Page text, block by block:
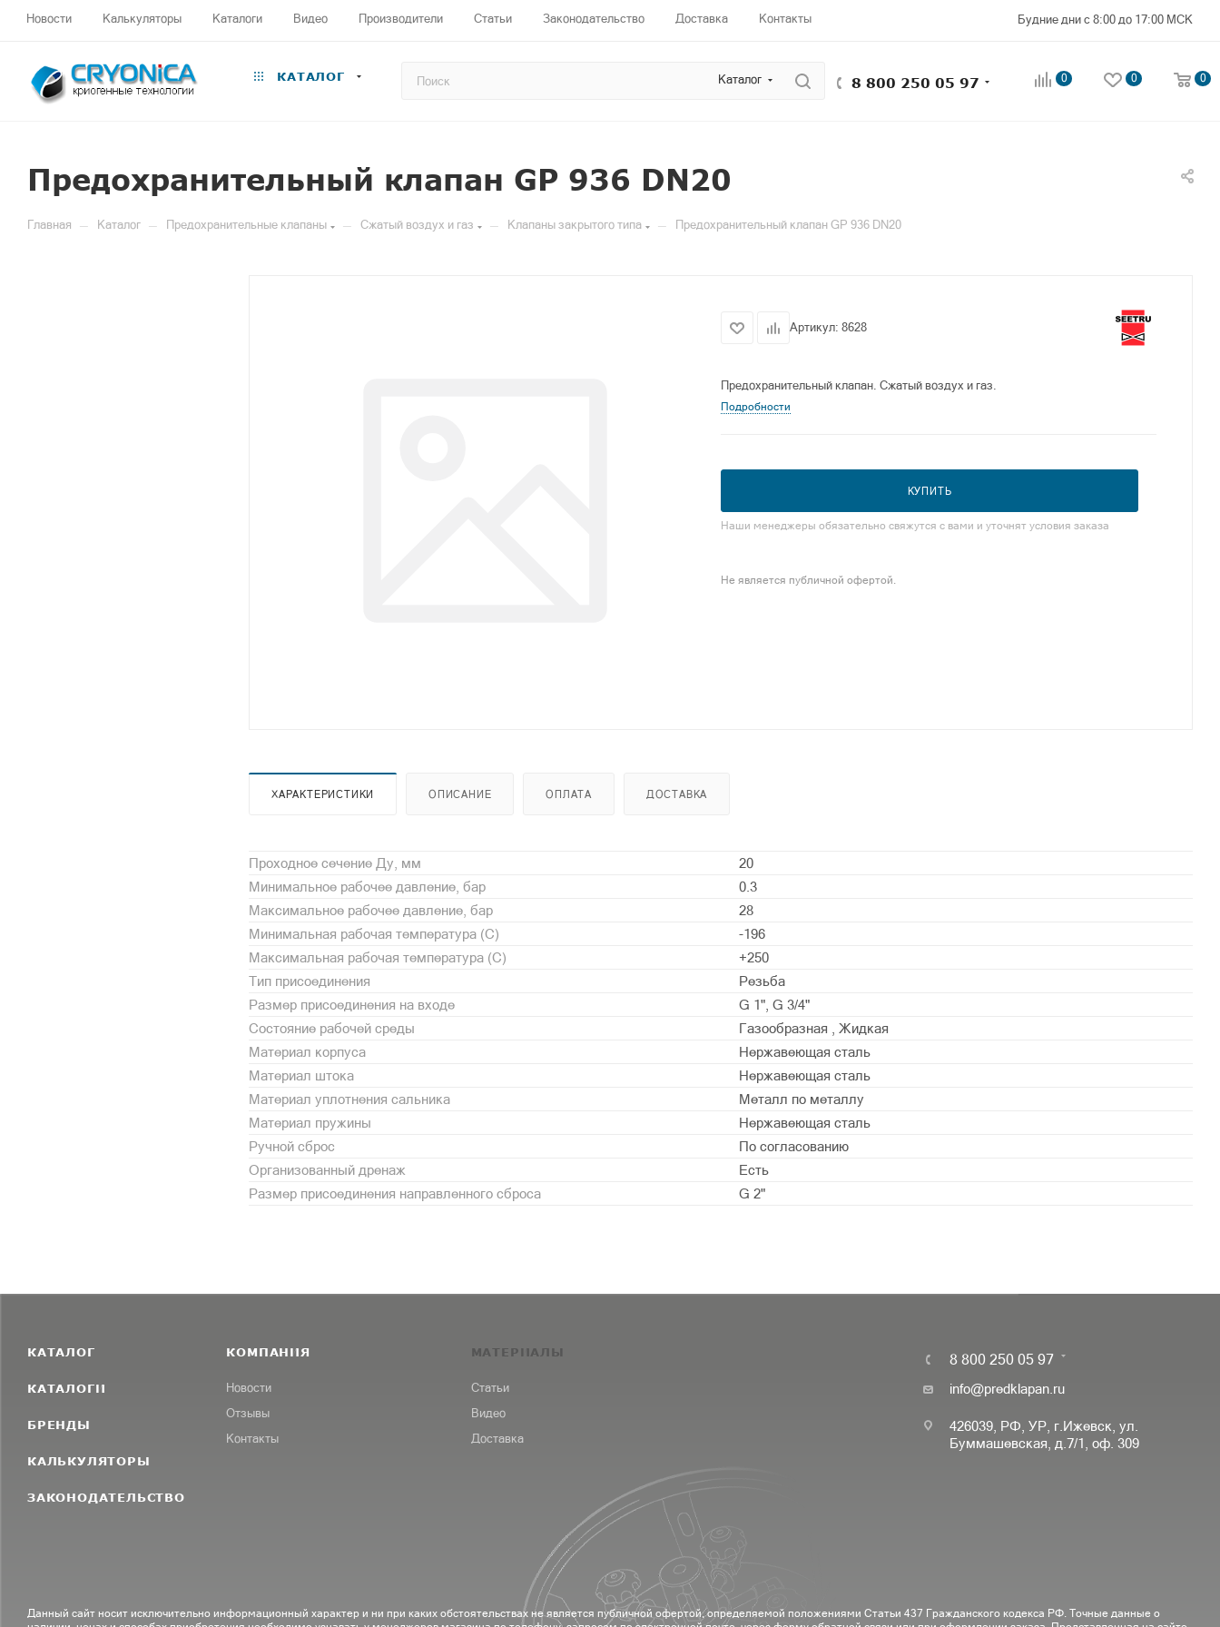
Новости Калькуляторы Каталоги Видео Производители Статьи Законодательство Доставка Контакты Будние дни с 8:00 до 17:00 МСК
КАТАЛОГ Каталог 8 800 250 05 97 0 0 0
Предохранительный клапан GP 936 DN20
Главная — Каталог — Предохранительные клапаны — Сжатый воздух и газ — Клапаны закрытого типа — Предохранительный клапан GP 936 DN20
Артикул: 8628
Предохранительный клапан. Сжатый воздух и газ.
Подробности
КУПИТЬ
Наши менеджеры обязательно свяжутся с вами и уточнят условия заказа
Не является публичной офертой.
ХАРАКТЕРИСТИКИ ОПИСАНИЕ ОПЛАТА ДОСТАВКА
Проходное сечение Ду, мм
20
Минимальное рабочее давление, бар
0.3
Максимальное рабочее давление, бар
28
Минимальная рабочая температура (С)
-196
Максимальная рабочая температура (С)
+250
Тип присоединения
Резьба
Размер присоединения на входе
G 1", G 3/4"
Состояние рабочей среды
Газообразная , Жидкая
Материал корпуса
Нержавеющая сталь
Материал штока
Нержавеющая сталь
Материал уплотнения сальника
Металл по металлу
Материал пружины
Нержавеющая сталь
Ручной сброс
По согласованию
Организованный дренаж
Есть
Размер присоединения направленного сброса
G 2"
КАТАЛОГ
КАТАЛОГИ
БРЕНДЫ
КАЛЬКУЛЯТОРЫ
ЗАКОНОДАТЕЛЬСТВО
КОМПАНИЯ
Новости
Отзывы
Контакты
МАТЕРИАЛЫ
Статьи
Видео
Доставка
8 800 250 05 97
info@predklapan.ru
426039, РФ, УР, г.Ижевск, ул.
Буммашевская, д.7/1, оф. 309
Данный сайт носит исключительно информационный характер и ни при каких обстоятельствах не является публичной офертой, определяемой положениями Статьи 437 Гражданского кодекса РФ. Точные данные о